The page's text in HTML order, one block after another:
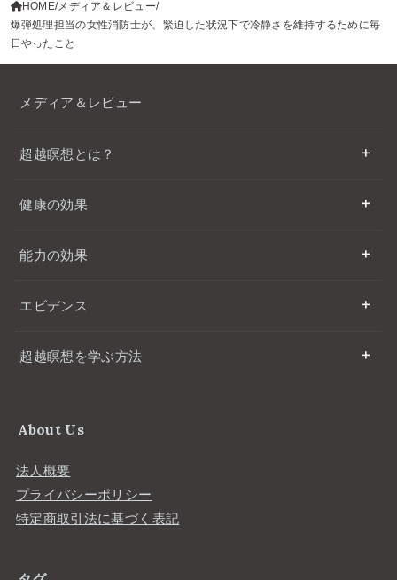
HOME メディア＆レビュー
爆弾処理担当の女性消防士が、緊迫した状況下で冷静さを維持するために毎
日やったこと
メディア＆レビュー
超越瞑想とは？
健康の効果
能力の効果
エビデンス
超越瞑想を学ぶ方法
About Us
法人概要
プライバシーポリシー
特定商取引法に基づく表記